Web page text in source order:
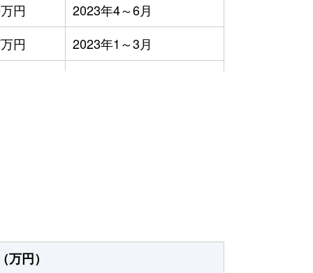
円
2023年4～6月
円
2023年1～3月
円
2023年7～9月
万円）